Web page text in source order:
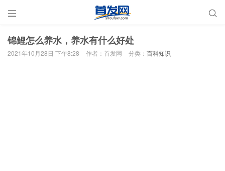
 
锦鲤怎么养水，养水有什么好处
2021年10月28日 下午8:28 作者：首发网 分类： 百科知识